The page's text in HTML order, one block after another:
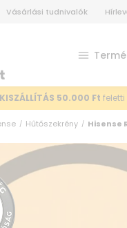
Vásárlási tudnivalók
KISZÁLLÍTÁS 50.000 Ft
/ Hűtőszekrény / Hisense